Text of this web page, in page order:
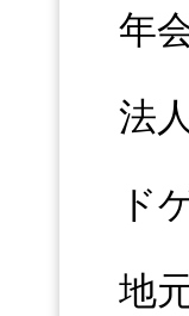
年
法
ド
地